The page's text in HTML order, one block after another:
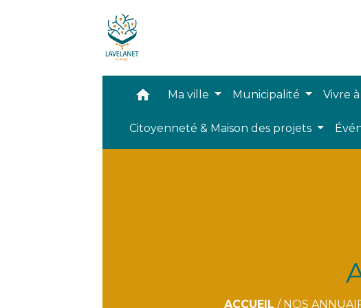
home Ma ville Municipalité Vivre
Citoyenneté & Maison des projets
ACCUEIL / NOS